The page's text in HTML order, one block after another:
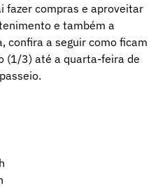
fazer compras e aproveitar
e também a
confira a seguir como ficam
(1/3) até a quarta-feira de